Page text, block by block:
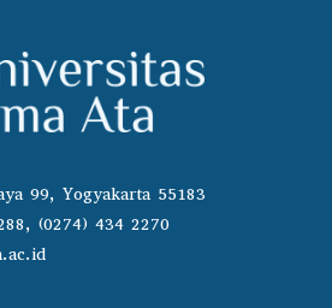
99, Yogyakarta 55183
(0274) 434 2270